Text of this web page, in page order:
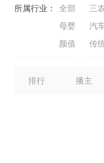
所属行业： 全部 三
母婴
汽
颜值
传
排行 播主